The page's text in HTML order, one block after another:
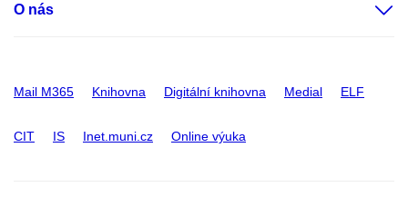
O nás
Mail M365 Knihovna Digitální knihovna Medial ELF
CIT IS Inet.muni.cz Online výuka